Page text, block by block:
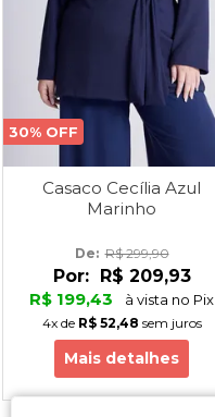
30% OFF
Casaco Cecília Azul
Marinho
De: R$ 299,90
Por: R$ 209,93
R$ 199,43
à vista no Pix
4xde R$ 52,48 sem juros
Mais detalhes